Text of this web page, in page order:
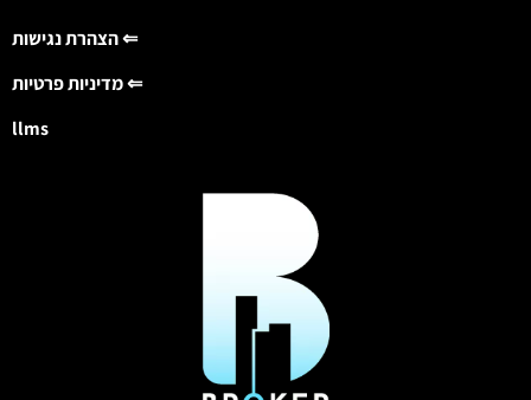
הצהרת נגישות ⇐
מדיניות פרטיות ⇐
llms